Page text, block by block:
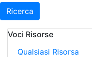
Ricerca
Voci Risorse
Qualsiasi Risorsa